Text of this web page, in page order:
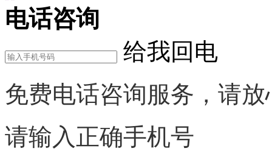
电话咨询
给我回电
免费电话咨询服务，请放
请输入正确手机号